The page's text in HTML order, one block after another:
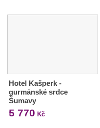
Hotel Kašperk -
gurmánské srdce
Šumavy
5 770 Kč